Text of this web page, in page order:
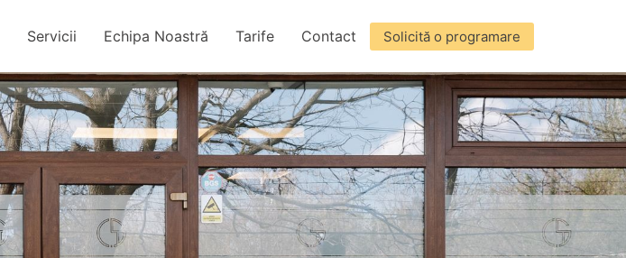
Servicii Echipa Noastră Tarife Contact Solicită o programare